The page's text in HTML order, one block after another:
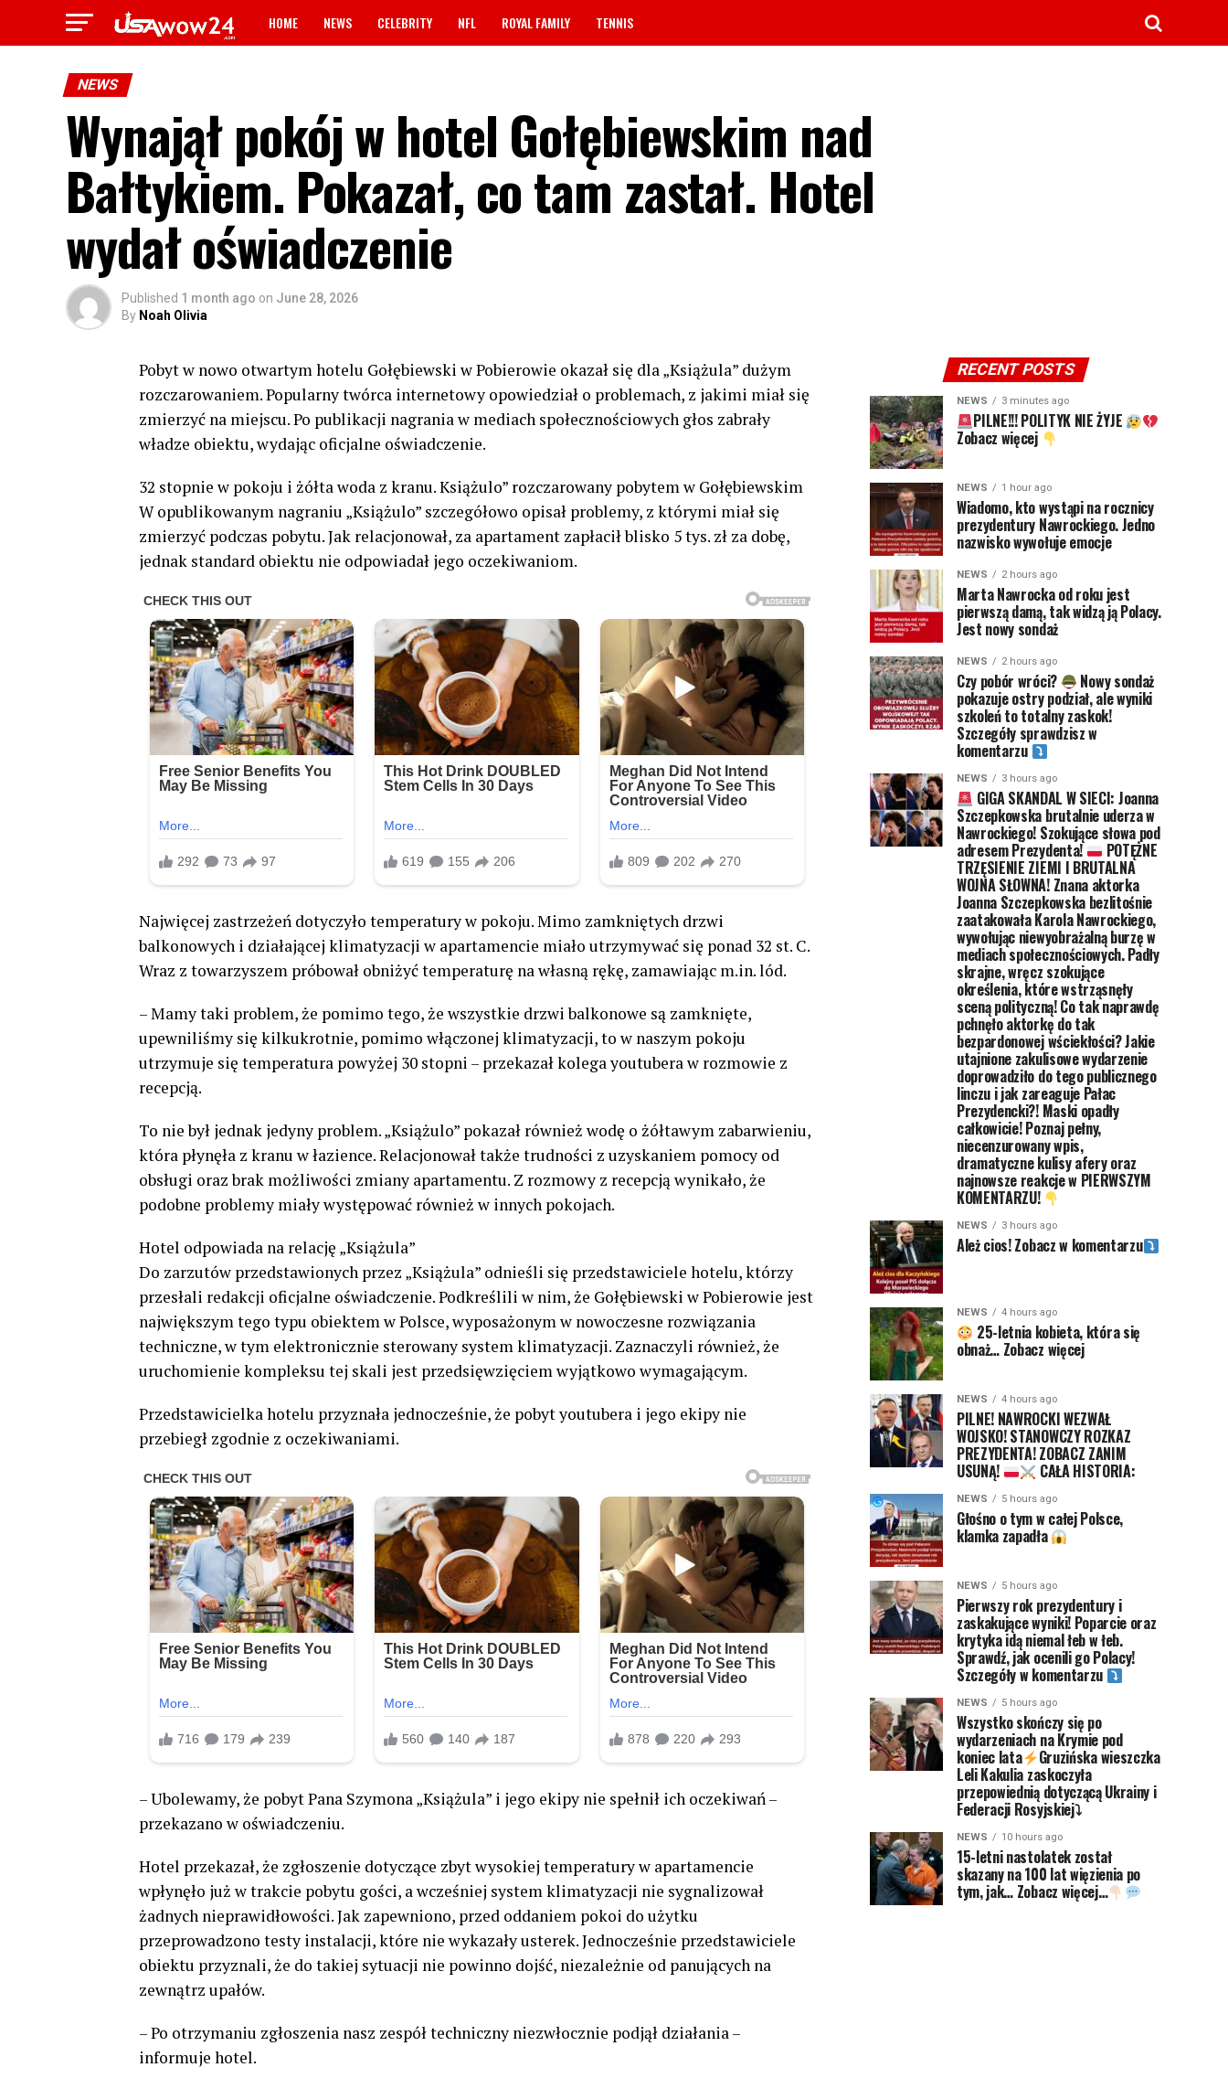
HOME NEWS CELEBRITY NFL ROYAL FAMILY TENNIS
NEWS
Wynajął pokój w hotel Gołębiewskim nad
Bałtykiem. Pokazał, co tam zastał. Hotel
wydał oświadczenie
Published 1 month ago on June 28, 2026
By Noah Olivia
Pobyt w nowo otwartym hotelu Gołębiewski w Pobierowie okazał się dla „Książula” dużym
rozczarowaniem. Popularny twórca internetowy opowiedział o problemach, z jakimi miał się
zmierzyć na miejscu. Po publikacji nagrania w mediach społecznościowych głos zabrały
władze obiektu, wydając oficjalne oświadczenie.
32 stopnie w pokoju i żółta woda z kranu. Książulo” rozczarowany pobytem w Gołębiewskim
W opublikowanym nagraniu „Książulo” szczegółowo opisał problemy, z którymi miał się
zmierzyć podczas pobytu. Jak relacjonował, za apartament zapłacił blisko 5 tys. zł za dobę,
jednak standard obiektu nie odpowiadał jego oczekiwaniom.
Najwięcej zastrzeżeń dotyczyło temperatury w pokoju. Mimo zamkniętych drzwi
balkonowych i działającej klimatyzacji w apartamencie miało utrzymywać się ponad 32 st. C.
Wraz z towarzyszem próbował obniżyć temperaturę na własną rękę, zamawiając m.in. lód.
– Mamy taki problem, że pomimo tego, że wszystkie drzwi balkonowe są zamknięte,
upewniliśmy się kilkukrotnie, pomimo włączonej klimatyzacji, to w naszym pokoju
utrzymuje się temperatura powyżej 30 stopni – przekazał kolega youtubera w rozmowie z
recepcją.
To nie był jednak jedyny problem. „Książulo” pokazał również wodę o żółtawym zabarwieniu,
która płynęła z kranu w łazience. Relacjonował także trudności z uzyskaniem pomocy od
obsługi oraz brak możliwości zmiany apartamentu. Z rozmowy z recepcją wynikało, że
podobne problemy miały występować również w innych pokojach.
Hotel odpowiada na relację „Książula”
Do zarzutów przedstawionych przez „Książula” odnieśli się przedstawiciele hotelu, którzy
przesłali redakcji oficjalne oświadczenie. Podkreślili w nim, że Gołębiewski w Pobierowie jest
największym tego typu obiektem w Polsce, wyposażonym w nowoczesne rozwiązania
techniczne, w tym elektronicznie sterowany system klimatyzacji. Zaznaczyli również, że
uruchomienie kompleksu tej skali jest przedsięwzięciem wyjątkowo wymagającym.
Przedstawicielka hotelu przyznała jednocześnie, że pobyt youtubera i jego ekipy nie
przebiegł zgodnie z oczekiwaniami.
– Ubolewamy, że pobyt Pana Szymona „Książula” i jego ekipy nie spełnił ich oczekiwań –
przekazano w oświadczeniu.
Hotel przekazał, że zgłoszenie dotyczące zbyt wysokiej temperatury w apartamencie
wpłynęło już w trakcie pobytu gości, a wcześniej system klimatyzacji nie sygnalizował
żadnych nieprawidłowości. Jak zapewniono, przed oddaniem pokoi do użytku
przeprowadzono testy instalacji, które nie wykazały usterek. Jednocześnie przedstawiciele
obiektu przyznali, że do takiej sytuacji nie powinno dojść, niezależnie od panujących na
zewnątrz upałów.
– Po otrzymaniu zgłoszenia nasz zespół techniczny niezwłocznie podjął działania –
informuje hotel.
RECENT POSTS
NEWS 3 minutes ago
PILNE!!! POLITYK NIE ŻYJE
Zobacz więcej
NEWS 1 hour ago
Wiadomo, kto wystąpi na rocznicy
prezydentury Nawrockiego. Jedno
nazwisko wywołuje emocje
NEWS 2 hours ago
Marta Nawrocka od roku jest
pierwszą damą, tak widzą ją Polacy.
Jest nowy sondaż
NEWS 2 hours ago
Czy pobór wróci? Nowy sondaż
pokazuje ostry podział, ale wyniki
szkoleń to totalny zaskok!
Szczegóły sprawdzisz w
komentarzu
NEWS 3 hours ago
GIGA SKANDAL W SIECI: Joanna
Szczepkowska brutalnie uderza w
Nawrockiego! Szokujące słowa pod
adresem Prezydenta! POTĘŻNE
TRZĘSIENIE ZIEMI I BRUTALNA
WOJNA SŁOWNA! Znana aktorka
Joanna Szczepkowska bezlitośnie
zaatakowała Karola Nawrockiego,
wywołując niewyobrażalną burzę w
mediach społecznościowych. Padły
skrajne, wręcz szokujące
określenia, które wstrząsnęły
sceną polityczną! Co tak naprawdę
pchnęło aktorkę do tak
bezpardonowej wściekłości? Jakie
utajnione zakulisowe wydarzenie
doprowadziło do tego publicznego
linczu i jak zareaguje Pałac
Prezydencki?! Maski opadły
całkowicie! Poznaj pełny,
niecenzurowany wpis,
dramatyczne kulisy afery oraz
najnowsze reakcje w PIERWSZYM
KOMENTARZU!
NEWS 3 hours ago
Ależ cios! Zobacz w komentarzu
NEWS 4 hours ago
25-letnia kobieta, która się
obnaż… Zobacz więcej
NEWS 4 hours ago
PILNE! NAWROCKI WEZWAŁ
WOJSKO! STANOWCZY ROZKAZ
PREZYDENTA! ZOBACZ ZANIM
USUNĄ! CAŁA HISTORIA:
NEWS 5 hours ago
Głośno o tym w całej Polsce,
klamka zapadła
NEWS 5 hours ago
Pierwszy rok prezydentury i
zaskakujące wyniki! Poparcie oraz
krytyka idą niemal łeb w łeb.
Sprawdź, jak ocenili go Polacy!
Szczegóły w komentarzu
NEWS 5 hours ago
Wszystko skończy się po
wydarzeniach na Krymie pod
koniec lata Gruzińska wieszczka
Leli Kakulia zaskoczyła
przepowiednią dotyczącą Ukrainy i
Federacji Rosyjskiej⤵
NEWS 10 hours ago
15-letni nastolatek został
skazany na 100 lat więzienia po
tym, jak… Zobacz więcej…